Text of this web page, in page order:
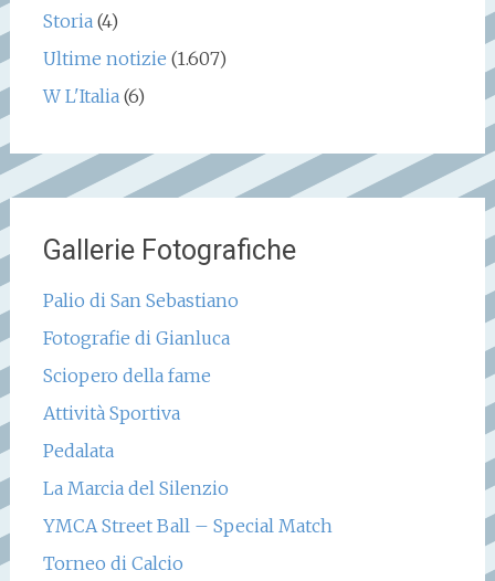
Storia(4)
Ultime notizie (1.607)
W L'Italia(6)
Gallerie Fotografiche
Palio di San Sebastiano
Fotografie di Gianluca
Sciopero della fame
Attività Sportiva
Pedalata
La Marcia del Silenzio
YMCA Street Ball – Special Match
Torneo di Calcio